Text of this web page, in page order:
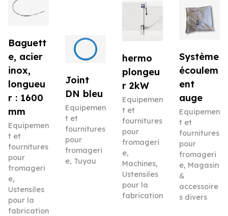
Baguett
e, acier
inox,
longueu
r : 1600
mm
Equipemen
t et
fournitures
pour
fromageri
e,
Ustensiles
pour la
fabrication
Joint
DN bleu
Equipemen
t et
fournitures
pour
fromageri
e, Tuyau
hermo
plongeu
r 2kW
Equipemen
t et
fournitures
pour
fromageri
e,
Machines,
Ustensiles
pour la
fabrication
Système
écoulem
ent
auge
Equipemen
t et
fournitures
pour
fromageri
e, Magasin
&
accessoire
s divers